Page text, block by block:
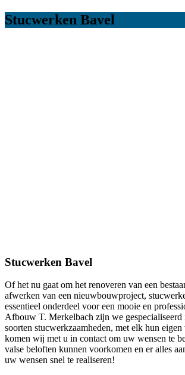
Stucwerken Bavel
Stucwerken Bavel
Of het nu gaat om het renoveren van een
afwerken van een nieuwbouwproject,
essentieel onderdeel voor een mooie en
Afbouw T. Merkelbach zijn we gespecialiseerd
soorten stucwerkzaamheden, met elk hun
komen wij met u in contact om uw wensen te
valse beloften kunnen voorkomen en er alles
uw wensen snel te realiseren!